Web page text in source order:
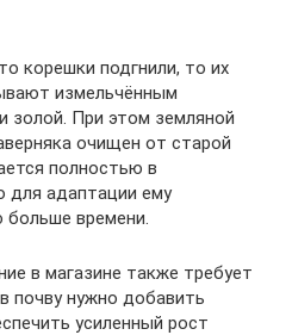
корешки подгнили, то их
измельчённым
золой. При этом земляной
очищен от старой
полностью в
для адаптации ему
больше времени.
в магазине также требует
почву нужно добавить
усиленный рост